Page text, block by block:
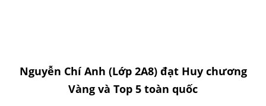
Nguyễn Chí Anh (Lớp 2A8) đạt Huy chương
Vàng và Top 5 toàn quốc